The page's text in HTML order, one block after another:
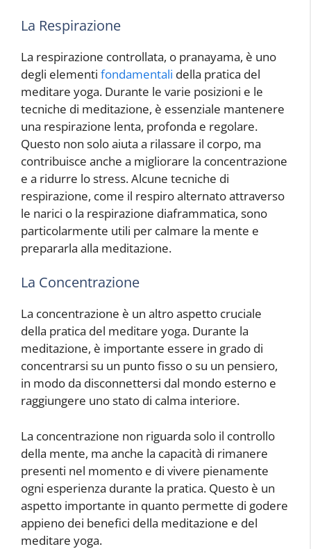
La Respirazione
La respirazione controllata, o pranayama, è uno
degli elementi fondamentali della pratica del
meditare yoga. Durante le varie posizioni e le
tecniche di meditazione, è essenziale mantenere
una respirazione lenta, profonda e regolare.
Questo non solo aiuta a rilassare il corpo, ma
contribuisce anche a migliorare la concentrazione
e a ridurre lo stress. Alcune tecniche di
respirazione, come il respiro alternato attraverso
le narici o la respirazione diaframmatica, sono
particolarmente utili per calmare la mente e
prepararla alla meditazione.
La Concentrazione
La concentrazione è un altro aspetto cruciale
della pratica del meditare yoga. Durante la
meditazione, è importante essere in grado di
concentrarsi su un punto fisso o su un pensiero,
in modo da disconnettersi dal mondo esterno e
raggiungere uno stato di calma interiore.
La concentrazione non riguarda solo il controllo
della mente, ma anche la capacità di rimanere
presenti nel momento e di vivere pienamente
ogni esperienza durante la pratica. Questo è un
aspetto importante in quanto permette di godere
appieno dei benefici della meditazione e del
meditare yoga.